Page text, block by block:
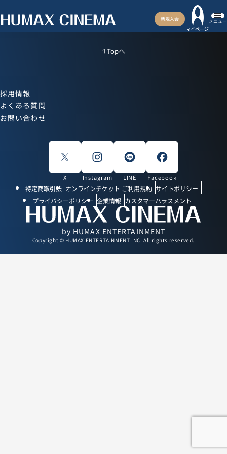
新規入会
マイページ
メニュー
Topへ
採用情報
よくある質問
お問い合わせ
X Instagram LINE Facebook
特定商取引法 オンラインチケット ご利用規約 サイトポリシー
プライバシーポリシー 企業情報 カスタマーハラスメント
by HUMAX ENTERTAINMENT
Copyright © HUMAX ENTERTAINMENT INC. All rights reserved.